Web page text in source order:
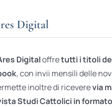
Digital
Digitaloffretutti i titoli
, con invii mensili delle
inoltre di riceverevia
Studi Cattolici in